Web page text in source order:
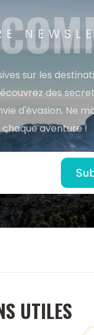
sur les
des
d'évasion. Ne
aventure !
UTILES